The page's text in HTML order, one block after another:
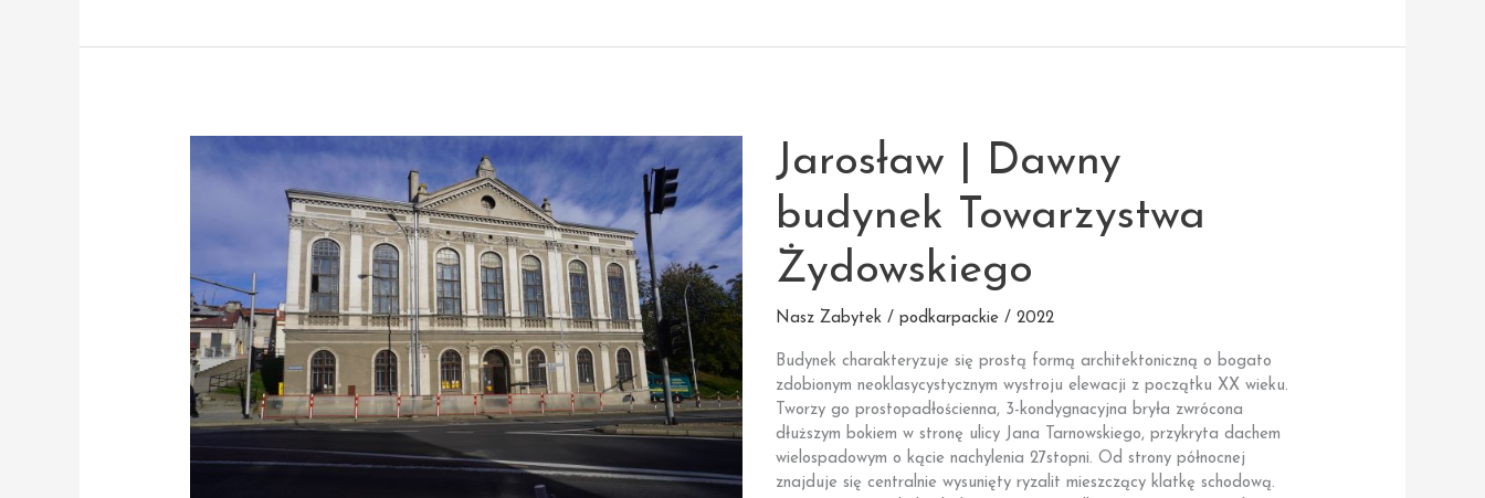
Jarosław | Dawny
budynek Towarzystwa
Żydowskiego
Nasz Zabytek / podkarpackie / 2022
Budynek charakteryzuje się prostą formą architektoniczną o bogato
zdobionym neoklasycystycznym wystroju elewacji z początku XX wieku.
Tworzy go prostopadłościenna, 3-kondygnacyjna bryła zwrócona
dłuższym bokiem w stronę ulicy Jana Tarnowskiego, przykryta dachem
wielospadowym o kącie nachylenia 27stopni. Od strony północnej
znajduje się centralnie wysunięty ryzalit mieszczący klatkę schodową.